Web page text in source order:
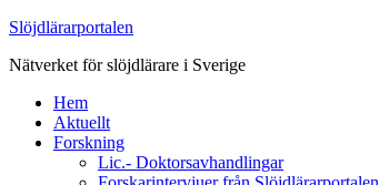
Slöjdlärarportalen
Nätverket för slöjdlärare i Sverige
Hem
Aktuellt
Forskning
Lic.- Doktorsavhandlingar